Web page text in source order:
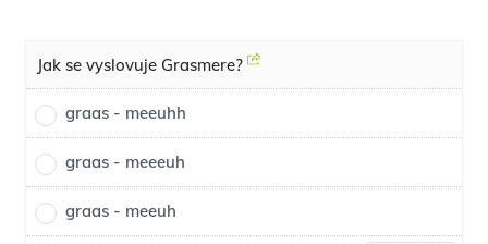
Jak se vyslovuje Grasmere?
graas - meeuhh
graas - meeeuh
graas - meeuh